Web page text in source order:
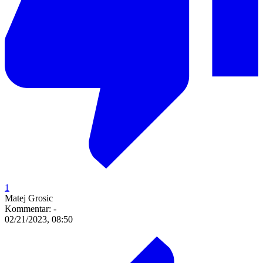
1
Matej Grosic
Kommentar: -
02/21/2023, 08:50